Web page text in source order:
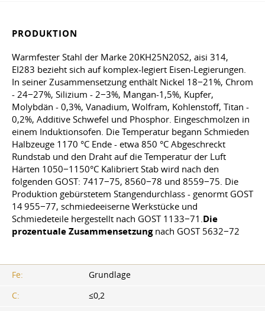
PRODUKTION
Warmfester Stahl der Marke 20KH25N20S2, aisi 314,
EI283 bezieht sich auf komplex-legiert Eisen-Legierungen.
In seiner Zusammensetzung enthält Nickel 18−21%, Chrom
- 24−27%, Silizium - 2−3%, Mangan-1,5%, Kupfer,
Molybdän - 0,3%, Vanadium, Wolfram, Kohlenstoff, Titan -
0,2%, Additive Schwefel und Phosphor. Eingeschmolzen in
einem Induktionsofen. Die Temperatur begann Schmieden
Halbzeuge 1170 °C Ende - etwa 850 °C Abgeschreckt
Rundstab und den Draht auf die Temperatur der Luft
Härten 1050−1150°C Kalibriert Stab wird nach den
folgenden GOST: 7417−75, 8560−78 und 8559−75. Die
Produktion gebürstetem Stangendurchlass - genormt GOST
14 955−77, schmiedeeiserne Werkstücke und
Schmiedeteile hergestellt nach GOST 1133−71. Die
prozentuale Zusammensetzungnach GOST 5632−72
Fe:
Grundlage
C:
≤0,2